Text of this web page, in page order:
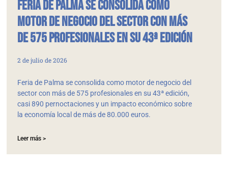
Feria de Palma se consolida como
motor de negocio del sector con más
de 575 profesionales en su 43ª edición
2 de julio de 2026
Feria de Palma se consolida como motor de negocio del
sector con más de 575 profesionales en su 43ª edición,
casi 890 pernoctaciones y un impacto económico sobre
la economía local de más de 80.000 euros.
Leer más >